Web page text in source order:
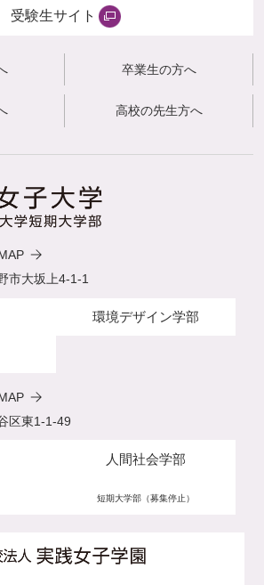
受験生サイト
卒業生の方へ
高校の先生方へ
市大坂上4-1-1
環境デザイン学部
区東1-1-49
人間社会学部
短期大学部（募集停止）